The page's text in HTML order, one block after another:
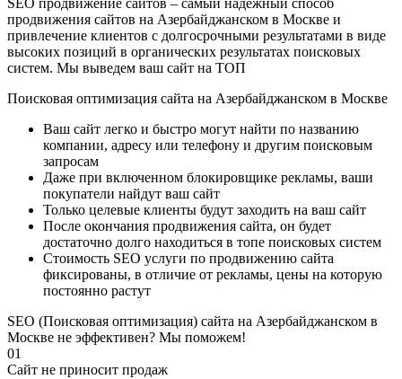
SEO продвижение сайтов – самый надежный способ
продвижения сайтов на Азербайджанском в Москве и
привлечение клиентов с долгосрочными результатами в виде
высоких позиций в органических результатах поисковых
систем. Мы выведем ваш сайт на ТОП
Поисковая оптимизация сайта на Азербайджанском в Москве
Ваш сайт легко и быстро могут найти по названию
компании, адресу или телефону и другим поисковым
запросам
Даже при включенном блокировщике рекламы, ваши
покупатели найдут ваш сайт
Только целевые клиенты будут заходить на ваш сайт
После окончания продвижения сайта, он будет
достаточно долго находиться в топе поисковых систем
Стоимость SEO услуги по продвижению сайта
фиксированы, в отличие от рекламы, цены на которую
постоянно растут
SEO (Поисковая оптимизация) сайта на Азербайджанском в
Москве не эффективен? Мы поможем!
01
Сайт не приносит продаж